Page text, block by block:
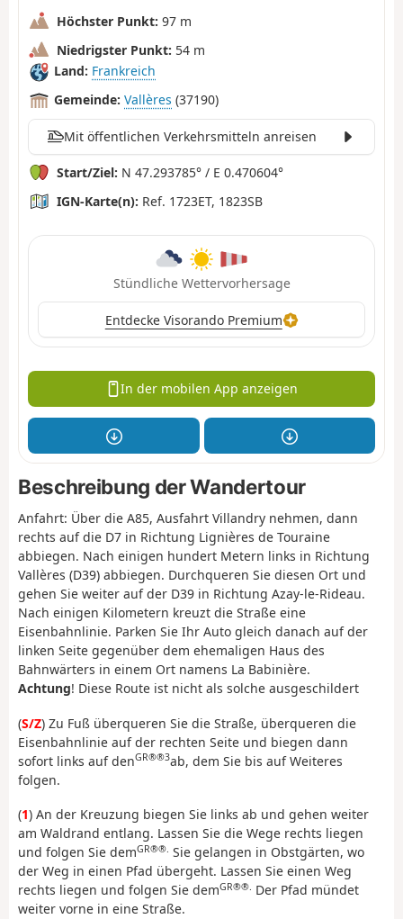
Höchster Punkt: 97 m
Niedrigster Punkt: 54 m
Land: Frankreich
Gemeinde: Vallères (37190)
Mit öffentlichen Verkehrsmitteln anreisen
Start/Ziel: N 47.293785° / E 0.470604°
IGN-Karte(n): Ref. 1723ET, 1823SB
Stündliche Wettervorhersage
Entdecke Visorando Premium
In der mobilen App anzeigen
Beschreibung der Wandertour
Anfahrt: Über die A85, Ausfahrt Villandry nehmen, dann
rechts auf die D7 in Richtung Lignières de Touraine
abbiegen. Nach einigen hundert Metern links in Richtung
Vallères (D39) abbiegen. Durchqueren Sie diesen Ort und
gehen Sie weiter auf der D39 in Richtung Azay-le-Rideau.
Nach einigen Kilometern kreuzt die Straße eine
Eisenbahnlinie. Parken Sie Ihr Auto gleich danach auf der
linken Seite gegenüber dem ehemaligen Haus des
Bahnwärters in einem Ort namens La Babinière.
Achtung! Diese Route ist nicht als solche ausgeschildert
(S/Z) Zu Fuß überqueren Sie die Straße, überqueren die
Eisenbahnlinie auf der rechten Seite und biegen dann
sofort links auf denGR®®3ab, dem Sie bis auf Weiteres
folgen.
(1) An der Kreuzung biegen Sie links ab und gehen weiter
am Waldrand entlang. Lassen Sie die Wege rechts liegen
und folgen Sie demGR®®. Sie gelangen in Obstgärten, wo
der Weg in einen Pfad übergeht. Lassen Sie einen Weg
rechts liegen und folgen Sie demGR®®. Der Pfad mündet
weiter vorne in eine Straße.